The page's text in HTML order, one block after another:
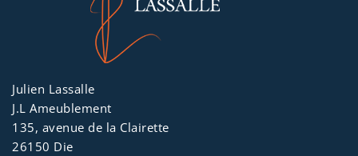
Julien Lassalle
J.L Ameublement
135, avenue de la Clairette
26150 Die